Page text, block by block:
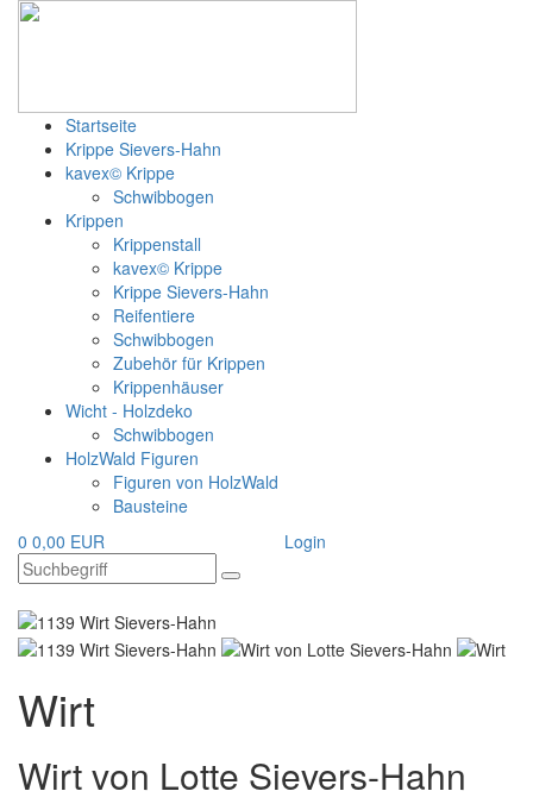
Startseite
Krippe Sievers-Hahn
kavex© Krippe
Schwibbogen
Krippen
Krippenstall
kavex© Krippe
Krippe Sievers-Hahn
Reifentiere
Schwibbogen
Zubehör für Krippen
Krippenhäuser
Wicht - Holzdeko
Schwibbogen
HolzWald Figuren
Figuren von HolzWald
Bausteine
0 0,00 EUR Login
Wirt
Wirt von Lotte Sievers-Hahn